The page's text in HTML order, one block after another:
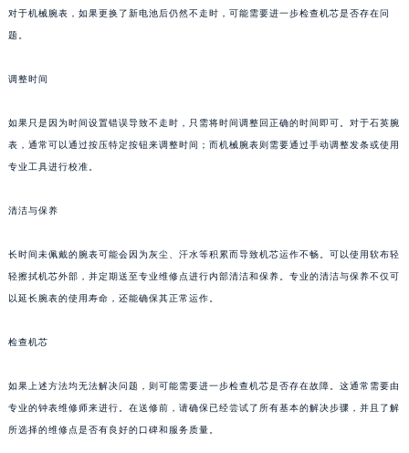
对于机械腕表，如果更换了新电池后仍然不走时，可能需要进一步检查机芯是否存在问
题。
调整时间
如果只是因为时间设置错误导致不走时，只需将时间调整回正确的时间即可。对于石英腕
表，通常可以通过按压特定按钮来调整时间；而机械腕表则需要通过手动调整发条或使用
专业工具进行校准。
清洁与保养
长时间未佩戴的腕表可能会因为灰尘、汗水等积累而导致机芯运作不畅。可以使用软布轻
轻擦拭机芯外部，并定期送至专业维修点进行内部清洁和保养。专业的清洁与保养不仅可
以延长腕表的使用寿命，还能确保其正常运作。
检查机芯
如果上述方法均无法解决问题，则可能需要进一步检查机芯是否存在故障。这通常需要由
专业的钟表维修师来进行。在送修前，请确保已经尝试了所有基本的解决步骤，并且了解
所选择的维修点是否有良好的口碑和服务质量。